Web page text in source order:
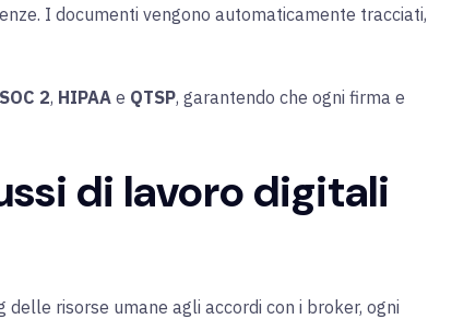
I documenti vengono automaticamente tracciati,
SOC 2, HIPAA e QTSP, garantendo che ogni firma e
di lavoro digitali
risorse umane agli accordi con i broker, ogni